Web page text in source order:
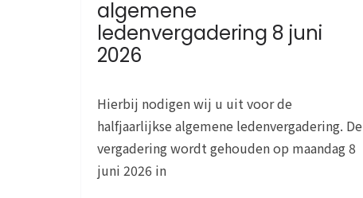
algemene
ledenvergadering 8 juni
2026
Hierbij nodigen wij u uit voor de
halfjaarlijkse algemene ledenvergadering. De
vergadering wordt gehouden op maandag 8
juni 2026 in